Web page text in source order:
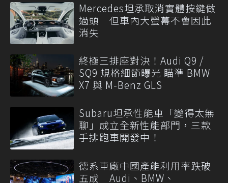
Mercedes坦承取消實體按鍵做
過頭 但車內大螢幕不會因此
消失
終極三排座對決！Audi Q9 /
SQ9 規格細節曝光 瞄準 BMW
X7 與 M-Benz GLS
Subaru坦承性能車「變得太無
聊」成立全新性能部門，三款
手排跑車開發中！
德系車廠中國產能利用率跌破
五成 Audi、BMW、